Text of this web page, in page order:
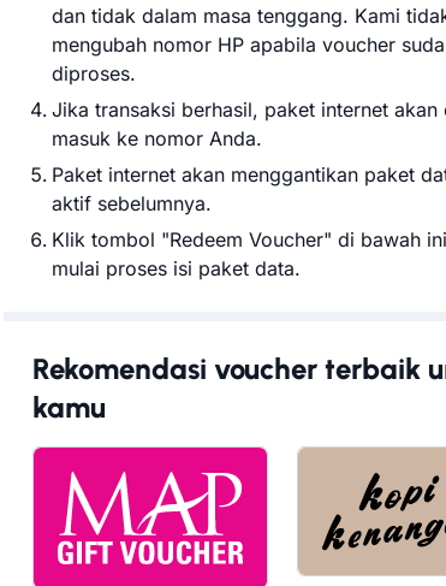
dan tidak dalam masa tenggang. Kami
mengubah nomor HP apabila voucher
diproses.
Jika transaksi berhasil, paket internet akan
masuk ke nomor Anda.
Paket internet akan menggantikan paket
aktif sebelumnya.
Klik tombol "Redeem Voucher" di bawah
mulai proses isi paket data.
Rekomendasi voucher terbaik
kamu